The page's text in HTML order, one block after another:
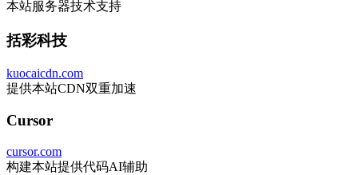
本站服务器技术支持
括彩科技
kuocaicdn.com
提供本站CDN双重加速
Cursor
cursor.com
构建本站提供代码AI辅助